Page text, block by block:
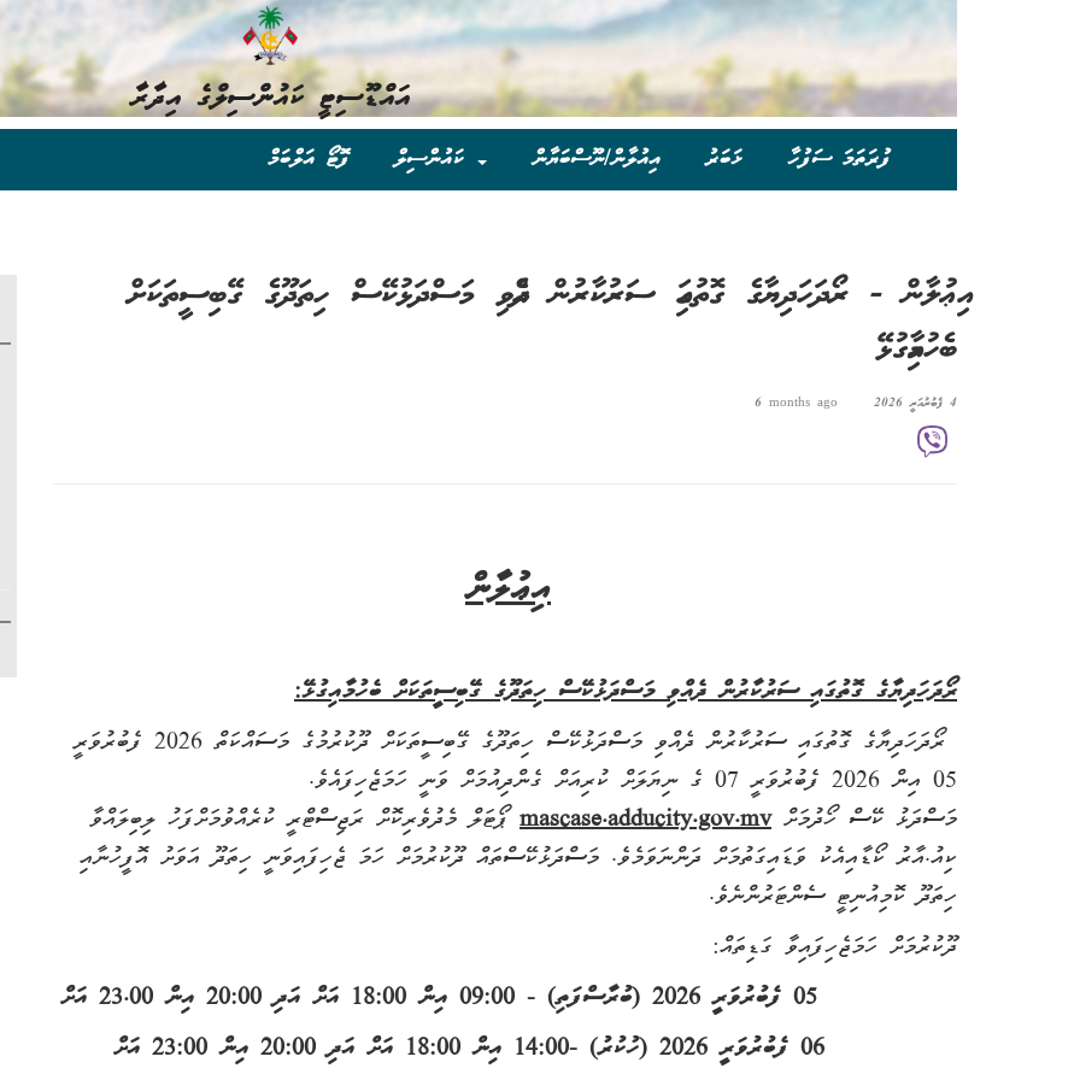
އައްޑޫސިޓީ ކައުންސިލްގެ އިދާރާ
ފުރަތަމަ ސަފުހާ ޚަބަރު އިއުލާން/ނޫސްބަޔާން ފޮޓޯ އަލްބަމް
އިޢުލާން - ރޯދަހަދިޔާގެ ގޮތުގައި ސަރުކާރުން ދެއްވި މަސްދަޅުކޭސް ހިތަދޫގެ ގޭބިސީތަކަށް
ބެހުމާއިގުޅޭ
4 ފެބުރުއަރީ 2026 6 months ago
އިޢުލާން
ރޯދަހަދިޔާގެ ގޮތުގައި ސަރުކާރުން ދެއްވި މަސްދަޅުކޭސް ހިތަދޫގެ ގޭބިސީތަކަށް ބެހުމާއިގުޅޭ:
ރޯދަހަދިޔާގެ ގޮތުގައި ސަރުކާރުން ދެއްވި މަސްދަޅުކޭސް ހިތަދޫގެ ގޭބިސީތަކަށް ދޫކުރުމުގެ މަސައްކަތް 2026 ފެބުރުވަރީ
05 އިން 2026 ފެބުރުވަރީ 07 ގެ ނިޔަލަށް ކުރިއަށް ގެންދިއުމަށް ވަނީ ހަމަޖެހިފައެވެ.
މަސްދަޅު ކޭސް ހޯދުމަށްmascase.adducity.gov.mvޕޯޓަލް މެދުވެރިކޮށް ރަޖިސްޓްރީ ކުރެއްވުމަށްފަހު ލިބިލައްވާ
ކިއު.އާރު ކޯޑާއިއެކު ވަޑައިގަތުމަށް ދަންނަވަމެވެ. މަސްދަޅުކޭސްތައް ދޫކުރުމަށް ހަމަ ޖެހިފައިވަނީ ހިތަދޫ އަވަށު އޮފީހުނާއި
ހިތަދޫ ކޮމިއުނިޓީ ސެންޓަރުންނެވެ.
ދޫކުރުމަށް ހަމަޖެހިފައިވާ ގަޑިތައް:
05 ފެބުރުވަރީ 2026 (ބުރާސްފަތި) - 09:00 އިން 18:00 އަށް އަދި 20:00 އިން 23.00 އަށް
06 ފެބުރުވަރީ 2026 (ހުކުރު) -14:00 އިން 18:00 އަށް އަދި 20:00 އިން
23:00އަށް